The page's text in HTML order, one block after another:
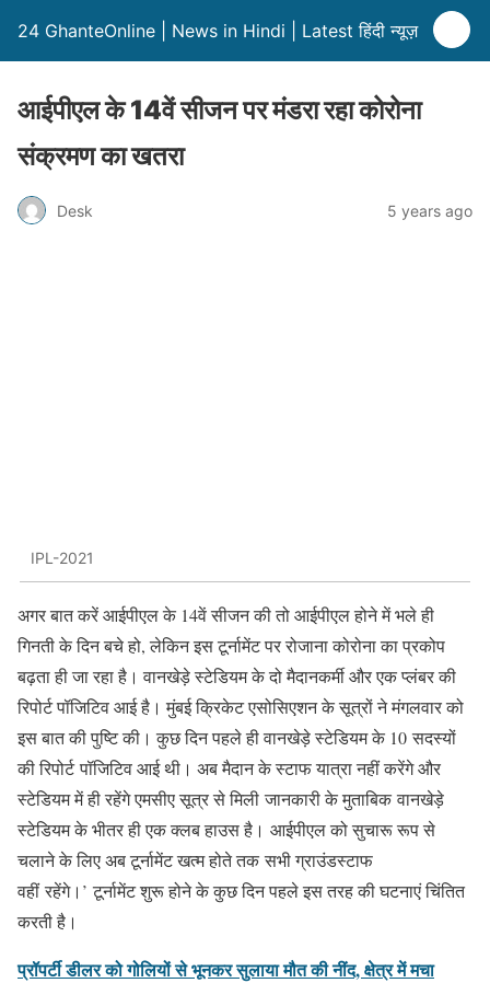
24 GhanteOnline | News in Hindi | Latest हिंदी न्यूज़
आईपीएल के 14वें सीजन पर मंडरा रहा कोरोना
संक्रमण का खतरा
Desk 5 years ago
IPL-2021
अगर बात करें आईपीएल के 14वें सीजन की तो आईपीएल होने में भले ही
गिनती के दिन बचे हो, लेकिन इस टूर्नामेंट पर रोजाना कोरोना का प्रकोप
बढ़ता ही जा रहा है। वानखेड़े स्टेडियम के दो मैदानकर्मी और एक प्लंबर की
रिपोर्ट पॉजिटिव आई है। मुंबई क्रिकेट एसोसिएशन के सूत्रों ने मंगलवार को
इस बात की पुष्टि की। कुछ दिन पहले ही वानखेड़े स्टेडियम के 10 सदस्यों
की रिपोर्ट पॉजिटिव आई थी। अब मैदान के स्टाफ यात्रा नहीं करेंगे और
स्टेडियम में ही रहेंगे एमसीए सूत्र से मिली जानकारी के मुताबिक वानखेड़े
स्टेडियम के भीतर ही एक क्लब हाउस है। आईपीएल को सुचारू रूप से
चलाने के लिए अब टूर्नामेंट खत्म होते तक सभी ग्राउंडस्टाफ
वहीं रहेंगे।’ टूर्नामेंट शुरू होने के कुछ दिन पहले इस तरह की घटनाएं चिंतित
करती है।
प्रॉपर्टी डीलर को गोलियों से भूनकर सुलाया मौत की नींद, क्षेत्र में मचा